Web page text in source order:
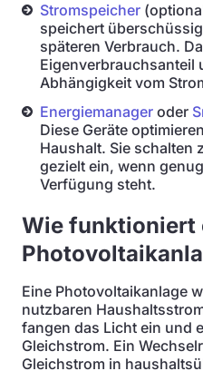
Stromspeicher
speichert
späteren Verbrauch.
Eigenverbrauchsanteil
Abhängigkeit vom
Energiemanager oder
Diese Geräte
Haushalt. Sie schalten
gezielt ein, wenn
Verfügung steht.
Wie funktioniert
Eine Photovoltaikanlage
nutzbaren
fangen das Licht ein und
Gleichstrom. Ein
Gleichstrom in